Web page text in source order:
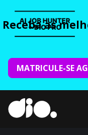
Receba as
MATRICULE-SE